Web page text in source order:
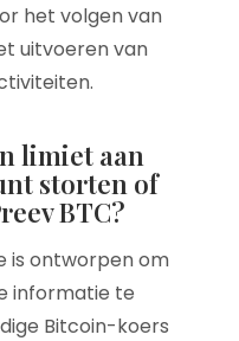
het volgen van
uitvoeren van
limiet aan
storten of
BTC?
is ontworpen om
informatie te
Bitcoin-koers